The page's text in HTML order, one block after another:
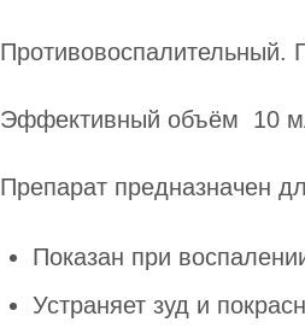
Противовоспалительный.
Эффективный объём 10
Препарат предназначен
Показан при
Устраняет зуд и